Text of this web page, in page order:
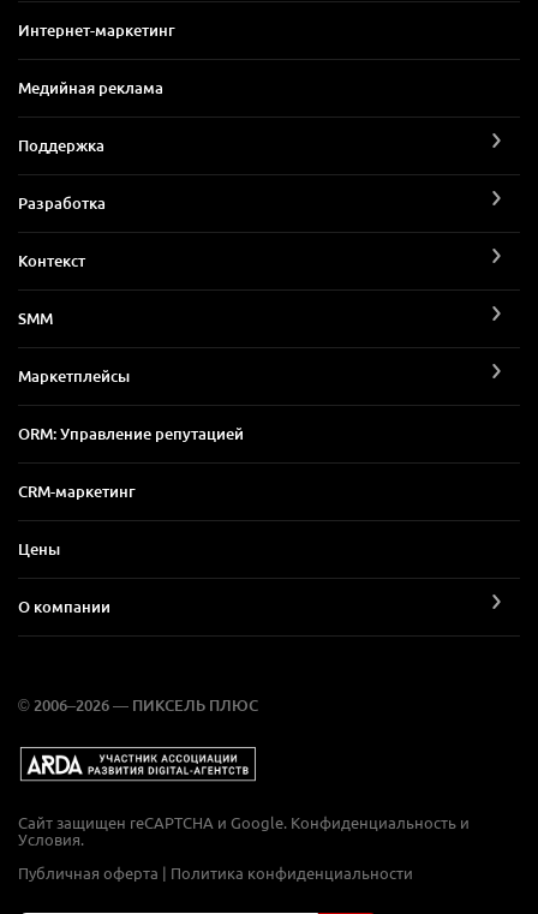
Интернет-маркетинг
Медийная реклама
Поддержка
Разработка
Контекст
SMM
Маркетплейсы
ORM: Управление репутацией
CRM-маркетинг
Цены
О компании
© 2006–2026 — ПИКСЕЛЬ ПЛЮС
Сайт защищен reCAPTCHA и Google. Конфиденциальность и
Условия
Публичная оферта | Политика конфиденциальности